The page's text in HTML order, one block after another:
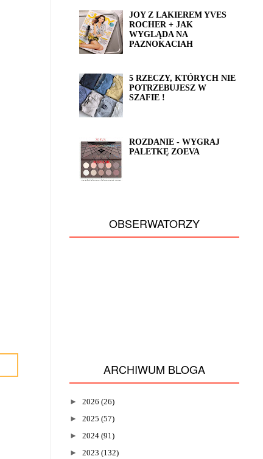
JOY Z LAKIEREM YVES
ROCHER + JAK
WYGLĄDA NA
PAZNOKACIAH
5 RZECZY, KTÓRYCH NIE
POTRZEBUJESZ W
SZAFIE !
ROZDANIE - WYGRAJ
PALETKĘ ZOEVA
OBSERWATORZY
ARCHIWUM BLOGA
► 2026 (26)
► 2025 (57)
► 2024 (91)
► 2023 (132)